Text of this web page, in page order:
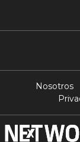
Nosotros